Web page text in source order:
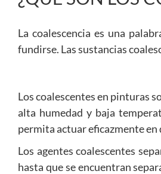
La coalescencia es una
fundirse. Las sustancias
Los coalescentes en pinturas
alta humedad y baja
permita actuar eficazmente
Los agentes coalescentes
hasta que se encuentran